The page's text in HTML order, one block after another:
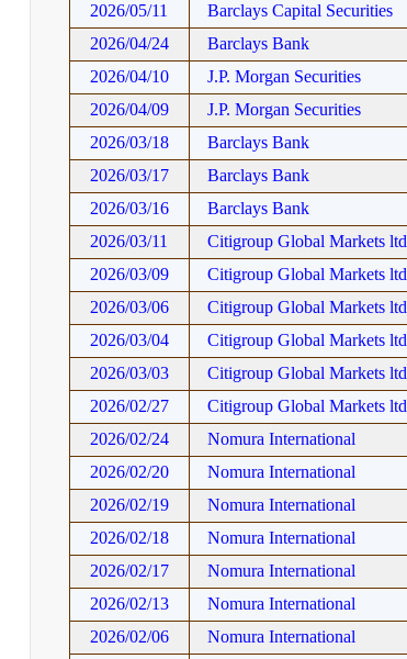
2026/05/11
Barclays Capital Securities
2026/04/24
Barclays Bank
2026/04/10
J.P. Morgan Securities
2026/04/09
J.P. Morgan Securities
2026/03/18
Barclays Bank
2026/03/17
Barclays Bank
2026/03/16
Barclays Bank
2026/03/11
Citigroup Global Markets ltd
2026/03/09
Citigroup Global Markets ltd
2026/03/06
Citigroup Global Markets ltd
2026/03/04
Citigroup Global Markets ltd
2026/03/03
Citigroup Global Markets ltd
2026/02/27
Citigroup Global Markets ltd
2026/02/24
Nomura International
2026/02/20
Nomura International
2026/02/19
Nomura International
2026/02/18
Nomura International
2026/02/17
Nomura International
2026/02/13
Nomura International
2026/02/06
Nomura International